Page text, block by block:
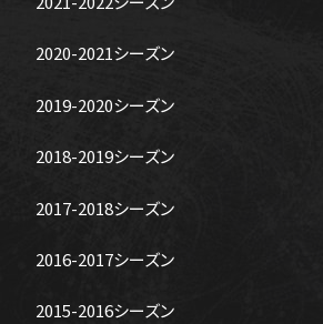
2020-2021シーズン
2019-2020シーズン
2018-2019シーズン
2017-2018シーズン
2016-2017シーズン
2015-2016シーズン